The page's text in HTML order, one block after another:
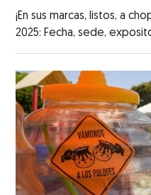
¡En sus marcas, listos, a
2025: Fecha, sede,